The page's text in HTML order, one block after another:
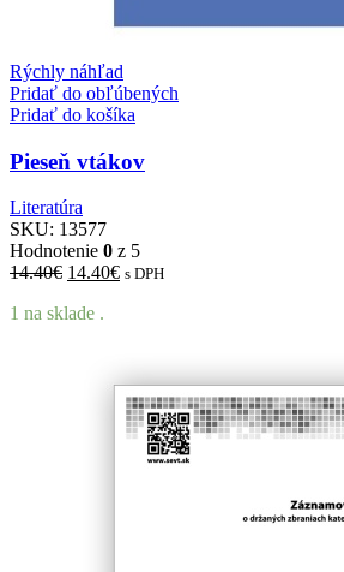
Rýchly náhľad
Pridať do obľúbených
Pridať do košíka
Pieseň vtákov
Literatúra
SKU: 13577
Hodnotenie 0 z 5
14.40€ 14.40€ s DPH
1 na sklade .